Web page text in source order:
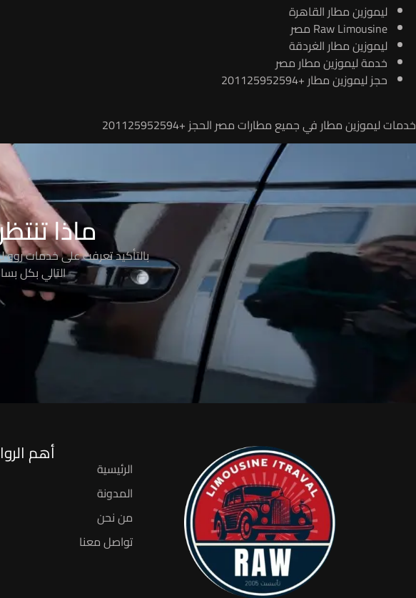
ليموزين مطار القاهرة
Raw Limousine مصر
ليموزين مطار الغردقة
خدمة ليموزين مطار مصر
حجز ليموزين مطار +201125952594
خدمات ليموزين مطار في جميع مطارات مصر الحجز +201125952594
ماذا
بالتأكيد تعرفت على خدمات روو
التالي بكل
أهم
الرئيسية
المدونة
من نحن
تواصل معنا